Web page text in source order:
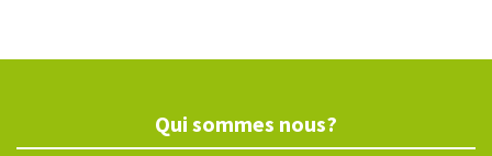
Qui sommes nous?